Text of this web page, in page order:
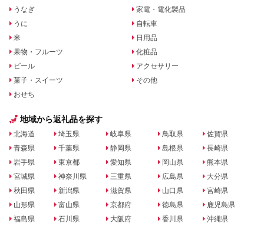
うなぎ
うに
米
果物・フルーツ
ビール
菓子・スイーツ
おせち
家電・電化製品
自転車
日用品
化粧品
アクセサリー
その他
地域から返礼品を探す
北海道
青森県
岩手県
宮城県
秋田県
山形県
福島県
埼玉県
千葉県
東京都
神奈川県
新潟県
富山県
石川県
岐阜県
静岡県
愛知県
三重県
滋賀県
京都府
大阪府
鳥取県
島根県
岡山県
広島県
山口県
徳島県
香川県
佐賀県
長崎県
熊本県
大分県
宮崎県
鹿児島県
沖縄県